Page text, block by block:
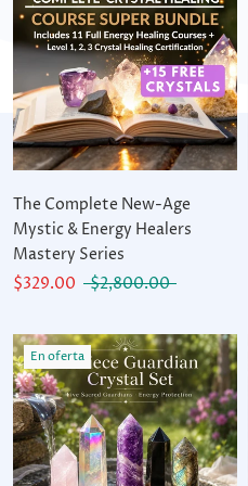
The Complete New-Age
Mystic & Energy Healers
Mastery Series
$329.00
$2,800.00
En oferta